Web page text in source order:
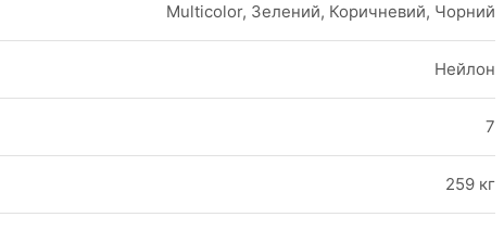
Multicolor, Зелений, Коричневий, Чорний
Нейлон
7
259 кг